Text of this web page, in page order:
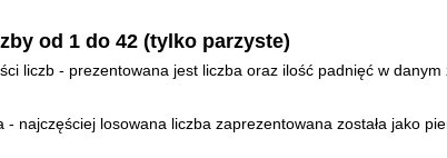
od 1 do 42 (tylko parzyste)
liczb - prezentowana jest liczba oraz ilość padnięć w
najczęściej losowana liczba zaprezentowana została jako